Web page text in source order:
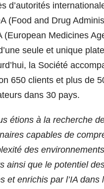
d’autorités
(Food and Drug
(European Medicines
seule et unique
la Société
650 clients et plus de
dans 30 pays.
étions à la recherche
capables de
des
ainsi que le potentiel
et enrichis par l’IA dans